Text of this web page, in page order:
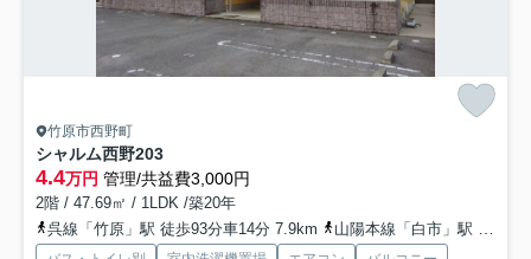
竹原市西野町
シャルム西野203
4.4万円 管理/共益費3,000円
2階 / 47.69㎡ / 1LDK /築20年
呉線「竹原」駅 徒歩93分車14分 7.9km
山陽本線「白市」駅 徒歩119分車15分 10.4km